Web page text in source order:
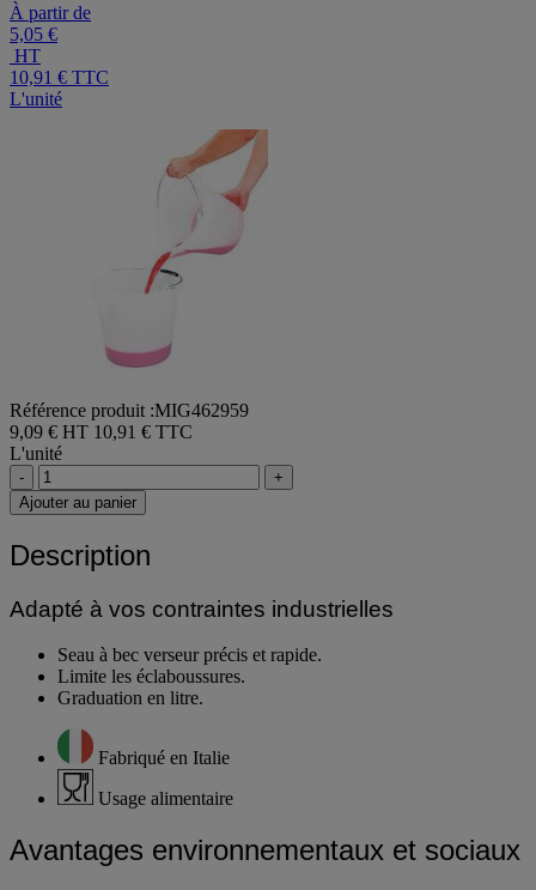
À partir de
5,05 €
HT
10,91 € TTC
L'unité
Référence produit :MIG462959
9,09 € HT 10,91 € TTC
L'unité
-
+
Ajouter au panier
Description
Adapté à vos contraintes industrielles
Seau à bec verseur précis et rapide.
Limite les éclaboussures.
Graduation en litre.
Fabriqué en Italie
Usage alimentaire
Avantages environnementaux et sociaux